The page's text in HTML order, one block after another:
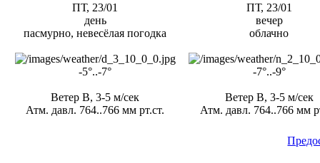
ПТ, 23/01
день
пасмурно, невесёлая погодка
-5°..-7°
Ветер В, 3-5 м/сек
Атм. давл. 764..766 мм рт.ст.
ПТ, 23/01
вечер
облачно
-7°..-9°
Ветер В, 3-5 м/сек
Атм. давл. 764..766 мм